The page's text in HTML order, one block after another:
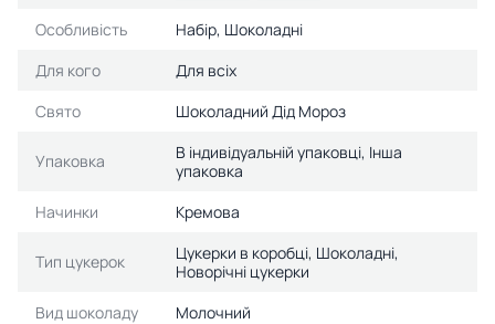
Особливість
Набір, Шоколадні
Для кого
Для всіх
Свято
Шоколадний Дід Мороз
Упаковка
В індивідуальній упаковці, Інша
упаковка
Начинки
Кремова
Тип цукерок
Цукерки в коробці, Шоколадні,
Новорічні цукерки
Вид шоколаду
Молочний